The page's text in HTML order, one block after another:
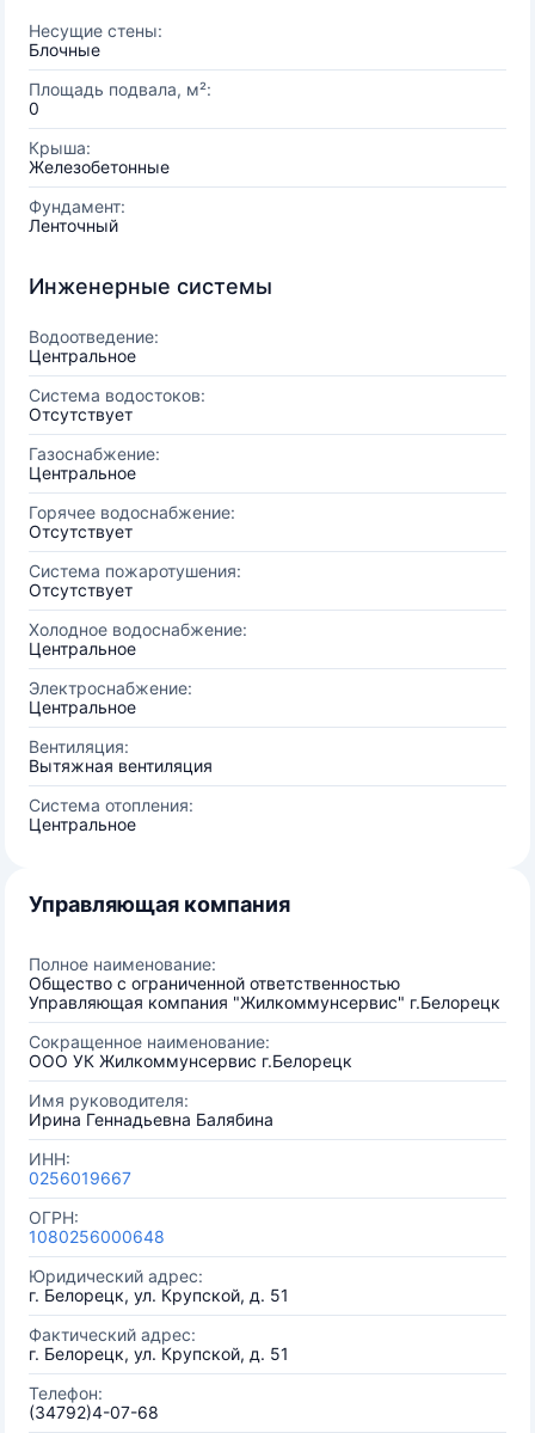
Несущие стены:
Блочные
Площадь подвала, м²:
0
Крыша:
Железобетонные
Фундамент:
Ленточный
Инженерные системы
Водоотведение:
Центральное
Система водостоков:
Отсутствует
Газоснабжение:
Центральное
Горячее водоснабжение:
Отсутствует
Система пожаротушения:
Отсутствует
Холодное водоснабжение:
Центральное
Электроснабжение:
Центральное
Вентиляция:
Вытяжная вентиляция
Система отопления:
Центральное
Управляющая компания
Полное наименование:
Общество с ограниченной ответственностью
Управляющая компания "Жилкоммунсервис" г.Белорецк
Сокращенное наименование:
ООО УК Жилкоммунсервис г.Белорецк
Имя руководителя:
Ирина Геннадьевна Балябина
ИНН:
0256019667
ОГРН:
1080256000648
Юридический адрес:
г. Белорецк, ул. Крупской, д. 51
Фактический адрес:
г. Белорецк, ул. Крупской, д. 51
Телефон:
(34792)4-07-68